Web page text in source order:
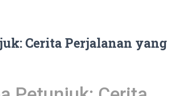
Cerita Perjalanan yang